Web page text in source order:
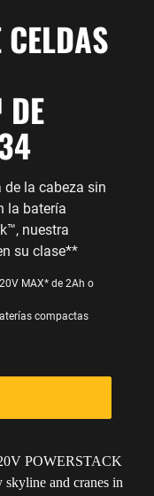
la cabeza sin
la batería
nuestra
su clase**
MAX* de 2Ah o
compactas